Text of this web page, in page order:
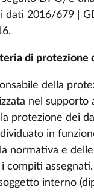
dati 2016/679 |
di protezione
della
nel
protezione dei
in
normativa e
compiti assegnati.
interno